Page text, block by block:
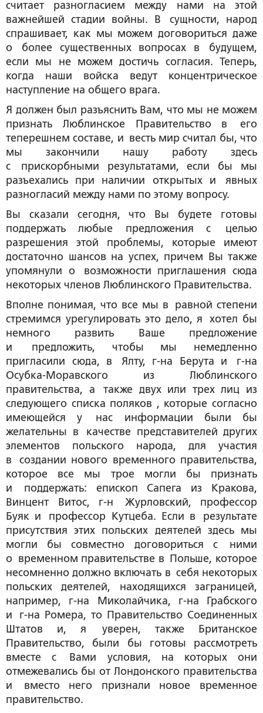
считает разногласием между нами на этой
важнейшей стадии войны. В сущности, народ
спрашивает, как мы можем договориться даже
о более существенных вопросах в будущем,
если мы не можем достичь согласия. Теперь,
когда наши войска ведут концентрическое
наступление на общего врага.
Я должен был разъяснить Вам, что мы не можем
признать Люблинское Правительство в его
теперешнем составе, и весть мир считал бы, что
мы закончили нашу работу здесь
с прискорбными результатами, если бы мы
разъехались при наличии открытых и явных
разногласий между нами по этому вопросу.
Вы сказали сегодня, что Вы будете готовы
поддержать любые предложения с целью
разрешения этой проблемы, которые имеют
достаточно шансов на успех, причем Вы также
упомянули о возможности приглашения сюда
некоторых членов Люблинского Правительства.
Вполне понимая, что все мы в равной степени
стремимся урегулировать это дело, я хотел бы
немного развить Ваше предложение
и предложить, чтобы мы немедленно
пригласили сюда, в Ялту, г-на Берута и г-на
Осубка-Моравского из Люблинского
правительства, а также двух или трех лиц из
следующего списка поляков , которые согласно
имеющейся у нас информации были бы
желательны в качестве представителей других
элементов польского народа, для участия
в создании нового временного правительства,
которое все мы трое могли бы признать
и поддержать: епископ Сапега из Кракова,
Винцент Витос, г-н Журловский, профессор
Буяк и профессор Кутцеба. Если в результате
присутствия этих польских деятелей здесь мы
могли бы совместно договориться с ними
о временном правительстве в Польше, которое
несомненно должно включать в себя некоторых
польских деятелей, находящихся заграницей,
например, г-на Миколайчика, г-на Грабского
и г-на Ромера, то Правительство Соединенных
Штатов и, я уверен, также Британское
Правительство, были бы готовы рассмотреть
вместе с Вами условия, на которых они
отмежевались бы от Лондонского правительства
и вместо него признали новое временное
правительство.